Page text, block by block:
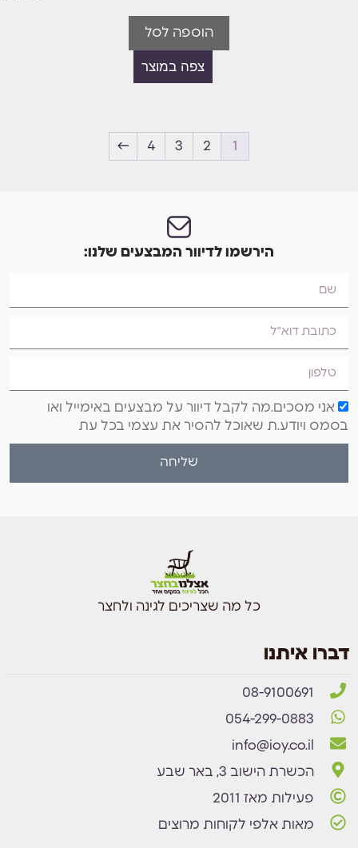
הוספה לסל
צפה במוצר
1
2
3
4
←
הירשמו לדיוור המבצעים שלנו:
אני מסכים.מה לקבל דיוור על מבצעים באימייל ואו
בסמס ויודע.ת שאוכל להסיר את עצמי בכל עת
שליחה
כל מה שצריכים לגינה ולחצר
דברו איתנו
08-9100691
054-299-0883
info@ioy.co.il
הכשרת הישוב 3, באר שבע
פעילות מאז 2011
מאות אלפי לקוחות מרוצים